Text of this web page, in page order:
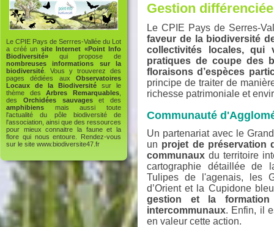
Le CPIE Pays de Serrres-Vallée du Lot
a créé un site Internet «Point Info
Biodiversité» qui propose de
nombreuses informations sur la
biodiversité . Vous y trouverez des
pages dédiées aux Observatoires
Locaux de la Biodiversité sur le
thème desArbres Remarquables
des Orchidées sauvageset des
amphibiens mais aussi toute
l'actualité du pôle biodiversité de
l'association, ainsi que des ressources
pour mieux connaitre la faune et la
flore qui nous entoure. Rendez-vous
sur le site www.biodiversite47.fr
Gestion différenciée
Le CPIE Pays de Serres-
faveur de la biodiversité
collectivités locales, qui
pratiques de coupe des
floraisons d’espèces
principe de traiter de
richesse patrimoniale et
Communauté
Un partenariat avec le
un projet de préservation
communaux du territoire
cartographie détaillée de
Tulipes de l'agenais, les
d’Orient et la Cupidone
gestion et la
intercommunaux. Enfin, il
en valeur cette action.